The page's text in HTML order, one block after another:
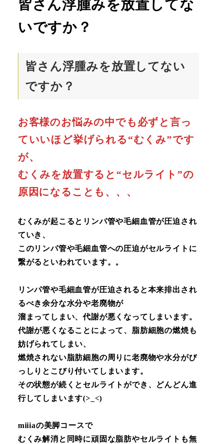
皆さん浮腫みを放置してな
いですか？
皆さん浮腫みを放置してない
ですか？
お客様のお悩みの中でも必ずと言っ
ていいほど挙げられる“むくみ”です
が、
むくみを放置すると“セルライト”の
原因になることも、、、
むくみが起こるとリンパ管や毛細血管が圧迫され
ていき、
このリンパ管や毛細血管への圧迫がセルライトに
繋がるといわれています。。
リンパ管や毛細血管が圧迫されると本来排出され
るべき余分な水分や老廃物が
溜まってしまい、代謝が悪くなってしまいます。
代謝が悪くなることによって、脂肪細胞の燃焼も
妨げられてしまい、
燃焼されない脂肪細胞の周りに老廃物や水分がび
っしりとこびり付いてしまいます。
その状態が続くとセルライトができ、どんどん進
行してしまいます(>_<)
miiiaの美脚コースで
むくみ解消と同時に頑固な脂肪やセルライトも無